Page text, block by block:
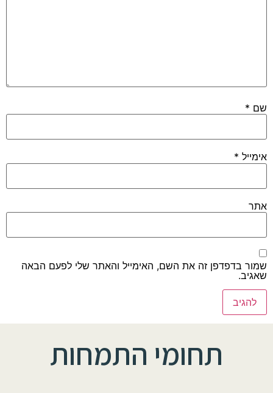
שם *
אימייל *
אתר
שמור בדפדפן זה את השם, האימייל והאתר שלי לפעם הבאה
שאגיב.
תחומי התמחות